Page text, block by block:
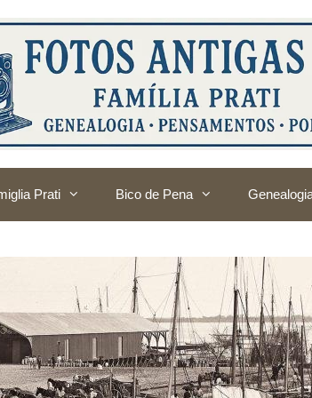
Prati Bico de Pena